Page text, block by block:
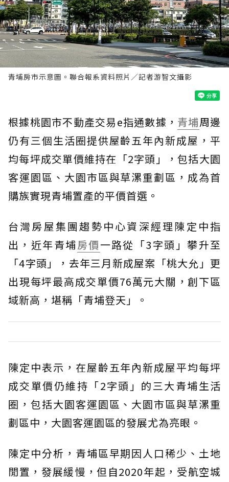
青埔房市示意圖。聯合報系資料照片／記者游智文攝影
根據桃園市不動產交易e指通數據， 青埔周邊
仍有三個生活圈提供屋齡五年內新成屋，平
均每坪成交單價維持在「2字頭」，包括大園
客運園區、大園市區與草漯重劃區，成為首
購族實現青埔置產的平價首選。
台灣房屋集團趨勢中心資深經理陳定中指
出，近年青埔房價一路從「3字頭」攀升至
「4字頭」，去年三月新成屋案「桃大允」更
出現每坪最高成交單價76萬元大關，創下區
域新高，堪稱「青埔登天」。
陳定中表示，在屋齡五年內新成屋平均每坪
成交單價仍維持「2字頭」的三大青埔生活
圈，包括大園客運園區、大園市區與草漯重
劃區中，大園客運園區的發展尤為亮眼。
陳定中分析，青埔區早期因人口稀少、土地
閒置，發展緩慢，但自2020年起，受航空城